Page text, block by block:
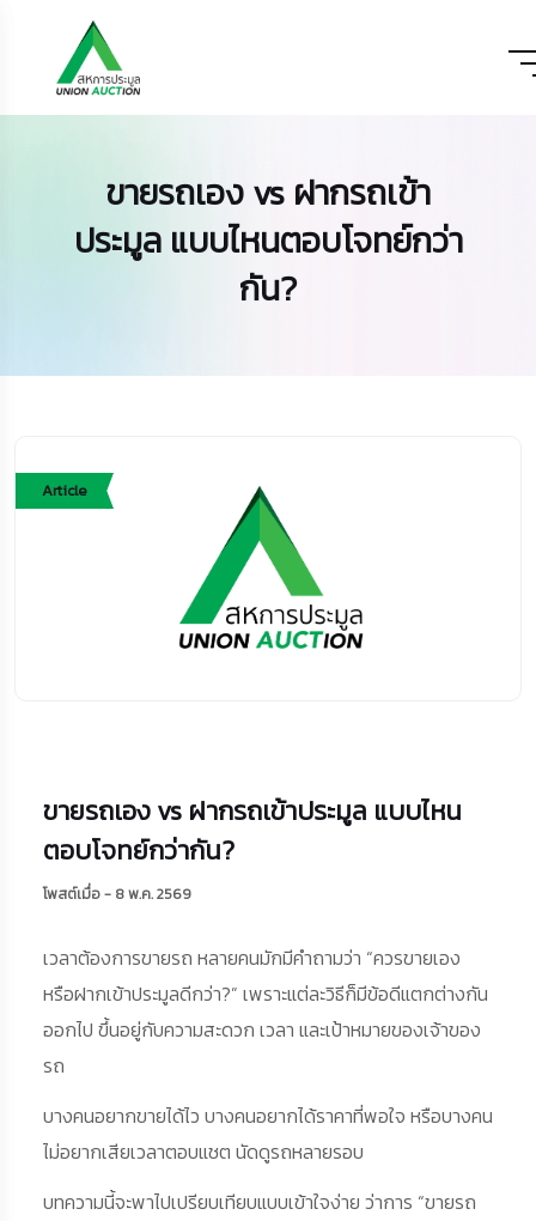
ขายรถเอง vs ฝากรถเข้า
ประมูล แบบไหนตอบโจทย์กว่า
กัน?
Article
ขายรถเอง vs ฝากรถเข้าประมูล แบบไหน
ตอบโจทย์กว่ากัน?
โพสต์เมื่อ - 8 พ.ค. 2569
เวลาต้องการขายรถ หลายคนมักมีคำถามว่า “ควรขายเอง
หรือฝากเข้าประมูลดีกว่า?” เพราะแต่ละวิธีก็มีข้อดีแตกต่างกัน
ออกไป ขึ้นอยู่กับความสะดวก เวลา และเป้าหมายของเจ้าของ
รถ
บางคนอยากขายได้ไว บางคนอยากได้ราคาที่พอใจ หรือบางคน
ไม่อยากเสียเวลาตอบแชต นัดดูรถหลายรอบ
บทความนี้จะพาไปเปรียบเทียบแบบเข้าใจง่าย ว่าการ “ขายรถ